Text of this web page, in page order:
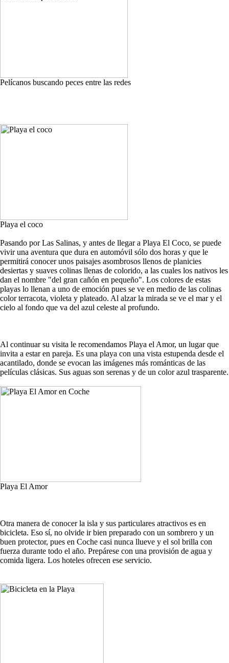
Pelícanos buscando peces entre las redes
Playa el coco
Pasando por Las Salinas, y antes de llegar a Playa El Coco, se puede
vivir una aventura que dura en automóvil sólo dos horas y que le
permitirá conocer unos paisajes asombrosos llenos de planicies
desiertas y suaves colinas llenas de colorido, a las cuales los nativos les
dan el nombre "del gran cañón en pequeño". Los colores de estas
playas lo llenan a uno de emoción pues se ve en medio de las colinas
color terracota, violeta y plateado. Al alzar la mirada se ve el mar y el
cielo al fondo que va del azul celeste al profundo.
Al continuar su visita le recomendamos Playa el Amor, un lugar que
invita a estar en pareja. Es una playa con una vista estupenda desde el
acantilado, donde se evocan las imágenes más románticas de las
películas clásicas. Sus aguas son serenas y de un color azul trasparente.
Playa El Amor
Otra manera de conocer la isla y sus particulares atractivos es en
bicicleta. Eso sí, no olvide ir bien preparado con un sombrero y un
buen protector, pues en Coche casi nunca llueve y el sol brilla con
fuerza durante todo el año. Prepárese con una provisión de agua y
comida ligera. Los hoteles ofrecen ese servicio.